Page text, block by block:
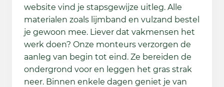
website vind je stapsgewijze uitleg. Alle
materialen zoals lijmband en vulzand bestel
je gewoon mee. Liever dat vakmensen het
werk doen? Onze monteurs verzorgen de
aanleg van begin tot eind. Ze bereiden de
ondergrond voor en leggen het gras strak
neer. Binnen enkele dagen geniet je van